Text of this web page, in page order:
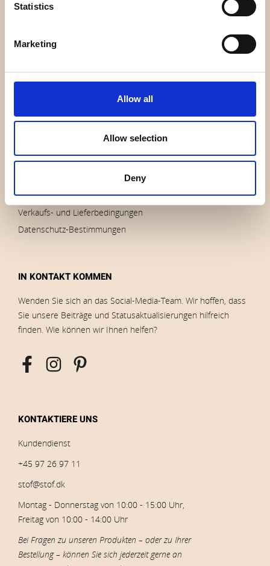
Statistics
Marketing
Allow all
Allow selection
Deny
Wer sind wir
Nachricht
Impressum
Verkaufs- und Lieferbedingungen
Datenschutz-Bestimmungen
IN KONTAKT KOMMEN
Wenden Sie sich an das Social-Media-Team. Wir hoffen, dass
Sie unsere Beiträge und Statusaktualisierungen hilfreich
finden. Wie können wir Ihnen helfen?
KONTAKTIERE UNS
Kundendienst
+45 97 26 97 11
stof@stof.dk
Montag - Donnerstag von 10:00 - 15:00 Uhr,
Freitag von 10:00 - 14:00 Uhr
Bei Fragen zu unseren Produkten – oder zu Ihrer
Bestellung – können Sie sich jederzeit gerne an